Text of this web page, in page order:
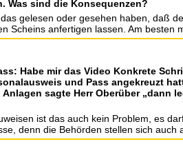
Was sind die Konsequenzen?
gelesen oder gesehen haben, daß
Scheins anfertigen lassen. Am besten
Habe mir das Video Konkrete
und Pass angekreuzt
sagte Herr Oberüber
ist das auch kein Problem, es
denn die Behörden stellen sich auch